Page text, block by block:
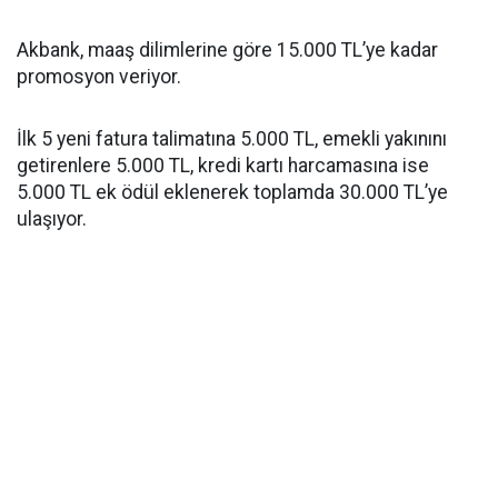
Akbank, maaş dilimlerine göre 15.000 TL’ye kadar
promosyon veriyor.
İlk 5 yeni fatura talimatına 5.000 TL, emekli yakınını
getirenlere 5.000 TL, kredi kartı harcamasına ise
5.000 TL ek ödül eklenerek toplamda 30.000 TL’ye
ulaşıyor.